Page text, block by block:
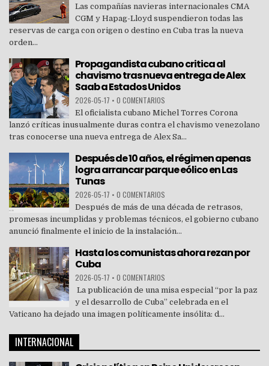
Las compañías navieras internacionales CMA
CGM y Hapag-Lloyd suspendieron todas las
reservas de carga con origen o destino en Cuba tras la nueva
orden...
Propagandista cubano critica al
chavismo tras nueva entrega de Alex
Saab a Estados Unidos
2026-05-17 • 0 COMENTARIOS
El oficialista cubano Michel Torres Corona
lanzó críticas inusualmente duras contra el chavismo venezolano
tras conocerse una nueva entrega de Alex Sa...
Después de 10 años, el régimen apenas
logra arrancar parque eólico en Las
Tunas
2026-05-17 • 0 COMENTARIOS
Después de más de una década de retrasos,
promesas incumplidas y problemas técnicos, el gobierno cubano
anunció finalmente el inicio de la instalación...
Hasta los comunistas ahora rezan por
Cuba
2026-05-17 • 0 COMENTARIOS
La publicación de una misa especial “por la paz
y el desarrollo de Cuba” celebrada en el
Vaticano ha dejado una imagen políticamente insólita: d...
INTERNACIONAL